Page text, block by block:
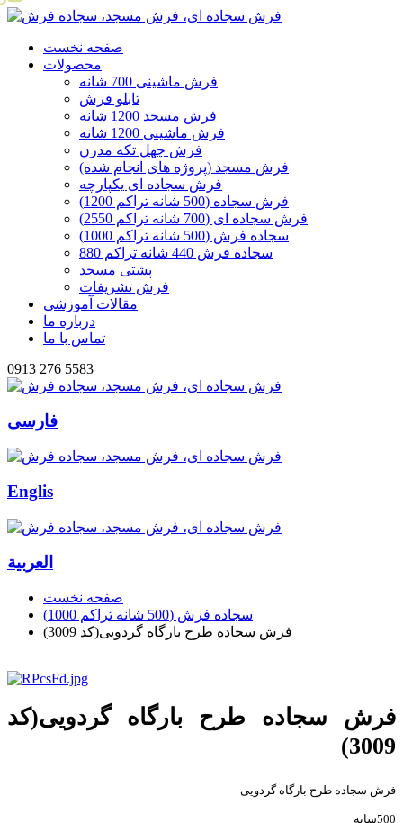
صفحه نخست
محصولات
فرش ماشینی 700 شانه
تابلو فرش
فرش مسجد 1200 شانه
فرش ماشینی 1200 شانه
فرش چهل تکه مدرن
فرش مسجد (پروژه های انجام شده)
فرش سجاده ای یکپارچه
فرش سجاده (500 شانه تراکم 1200)
فرش سجاده ای (700 شانه تراکم 2550)
سجاده فرش (500 شانه تراکم 1000)
سجاده فرش 440 شانه تراکم 880
پشتی مسجد
فرش تشریفات
مقالات آموزشی
درباره ما
تماس با ما
0913 276 5583
فارسی
Englis
العربیة
صفحه نخست
سجاده فرش (500 شانه تراکم 1000)
فرش سجاده طرح بارگاه گردویی(کد 3009)
فرش سجاده طرح بارگاه گردویی(کد
3009)
فرش سجاده طرح بارگاه گردویی
500شانه